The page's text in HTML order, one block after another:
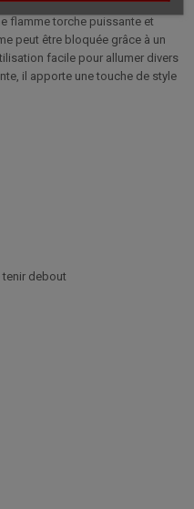
flamme torche puissante et
peut être bloquée grâce à un
facile pour allumer divers
il apporte une touche de style
tenir debout